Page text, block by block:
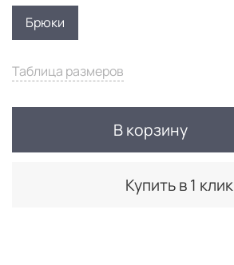
Таблица размеров
В корзину
Купить в 1 клик
Брюки